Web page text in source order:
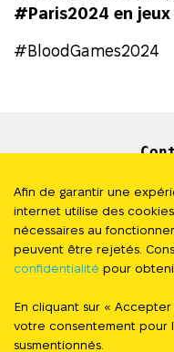
#Paris2024 en
#BloodGames2024
Afin de garantir une
internet utilise des
nécessaires au
peuvent être rejetés.
confidentialité pour
En cliquant sur «
votre consentement pour
susmentionnés.